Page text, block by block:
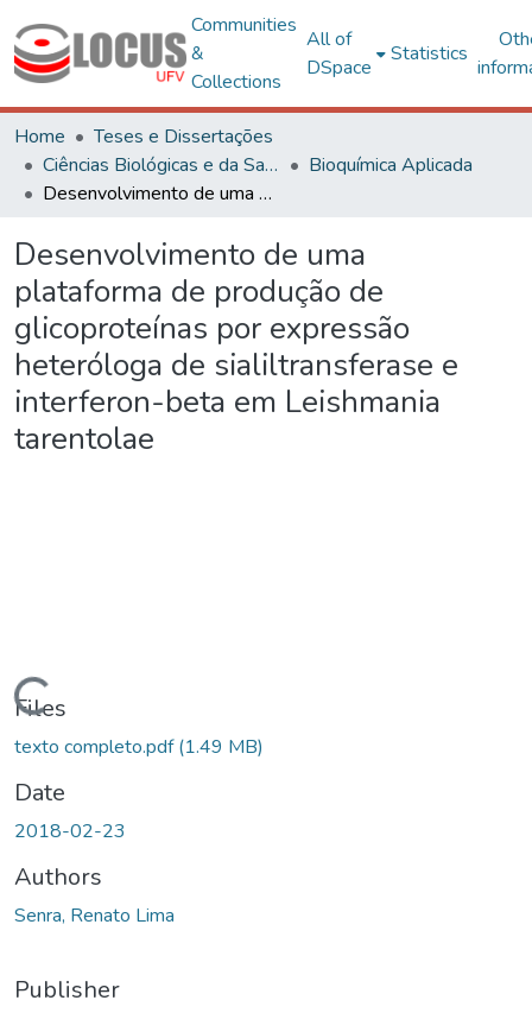
Communities
&
Collections
All of
DSpace
Statistics
Home
Teses e Dissertações
Ciências Biológicas e da Saúde
Bioquímica Aplicada
Desenvolvimento de uma plataforma de produção de glicoproteínas por expressão heteróloga de sialiltransferase e interferon-beta em Leishmania tarentolae
Desenvolvimento de uma
plataforma de produção de
glicoproteínas por expressão
heteróloga de sialiltransferase e
interferon-beta em Leishmania
tarentolae
Files
texto completo.pdf(1.49 MB)
Date
2018-02-23
Authors
Senra, Renato Lima
Publisher